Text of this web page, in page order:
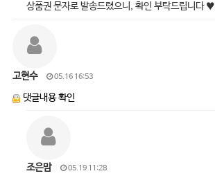
상품권 문자로 발송드렸으니, 확인 부탁드립니다 ♥
고현수 05.16 16:53
댓글내용 확인
조은맘 05.19 11:28